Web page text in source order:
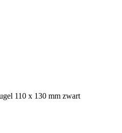
110 x 130 mm zwart